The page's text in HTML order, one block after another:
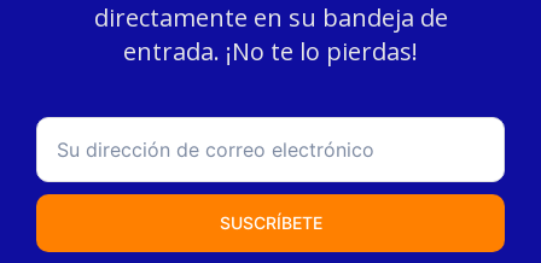
directamente en su bandeja de
entrada. ¡No te lo pierdas!
SUSCRÍBETE